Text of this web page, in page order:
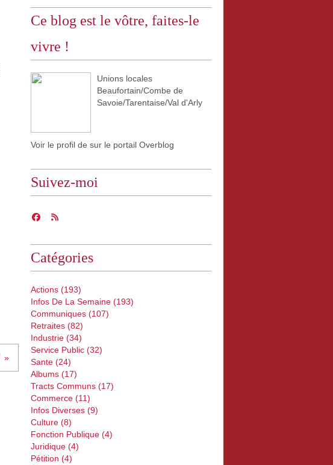
Ce blog est le vôtre, faites-le
vivre !
Unions locales
Beaufortain/Combe de
Savoie/Tarentaise/Val d'Arly
Voir le profil de sur le portail Overblog
Suivez-moi
Catégories
Actions (193)
Infos De La Semaine (193)
Communiques (107)
Retraites (82)
Industrie (34)
Service Public (32)
Sante (24)
Albums (17)
Tracts Communs (17)
Commerce (11)
Infos Diverses (9)
Culture (8)
Fonction Publique (4)
Juridique (4)
Pétition (4)